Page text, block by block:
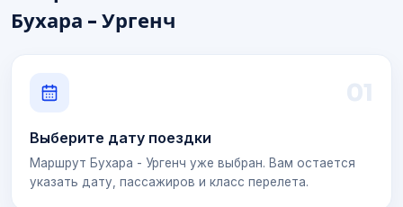
Бухара - Ургенч
01
Выберите дату поездки
Маршрут Бухара - Ургенч уже выбран. Вам остается
указать дату, пассажиров и класс перелета.